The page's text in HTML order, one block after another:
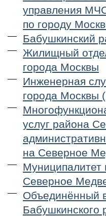
управления
по городу
Бабушкинский
Жилищный
города Москвы
Инженерная
города Москвы
услуг района
на Северное
Муниципалитет
Северное
Объединённый
Бабушкинского